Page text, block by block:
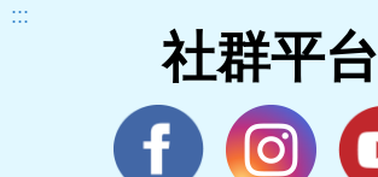
:::
社群平台